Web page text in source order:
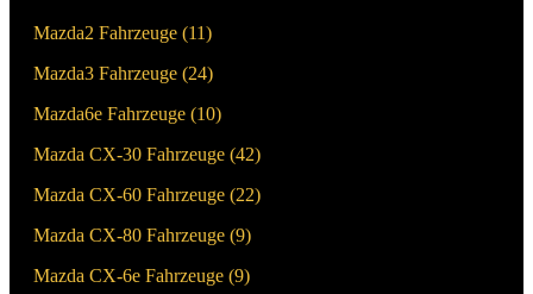
Mazda2 Fahrzeuge (11)
Mazda3 Fahrzeuge (24)
Mazda6e Fahrzeuge (10)
Mazda CX-30 Fahrzeuge (42)
Mazda CX-60 Fahrzeuge (22)
Mazda CX-80 Fahrzeuge (9)
Mazda CX-6e Fahrzeuge (9)